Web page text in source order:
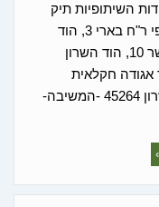
השיתופיות תיק
בוררות 243/365/03 בעניין: 1. טליה כספי ר"ח בארי 3, הוד
השרון 45267 2. ברוורמן יהודה ר"ח הגשר 10, הוד השרון
אגודה חקלאית
שיתופית בע''מ ר"ח התכלת 18, הוד השרון 45264 -המשיבה-